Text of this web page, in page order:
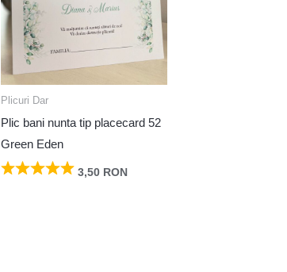
Plicuri Dar
Plic bani nunta tip placecard 52
Green Eden
3,50 RON